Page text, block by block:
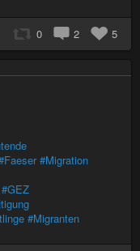
0 2 5
#Migration
#GEZ
#Migranten